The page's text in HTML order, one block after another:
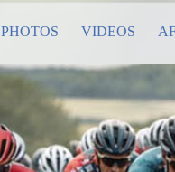
PHOTOS VIDEOS